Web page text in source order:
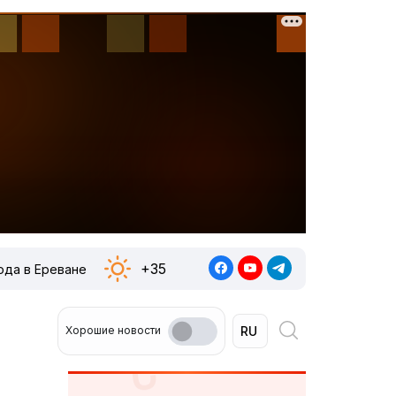
в Ереване +35
Хорошие новости